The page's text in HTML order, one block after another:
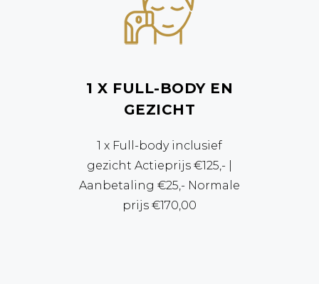
1 X FULL-BODY EN
GEZICHT
1 x Full-body inclusief
gezicht Actieprijs €125,- |
Aanbetaling €25,- Normale
prijs €170,00